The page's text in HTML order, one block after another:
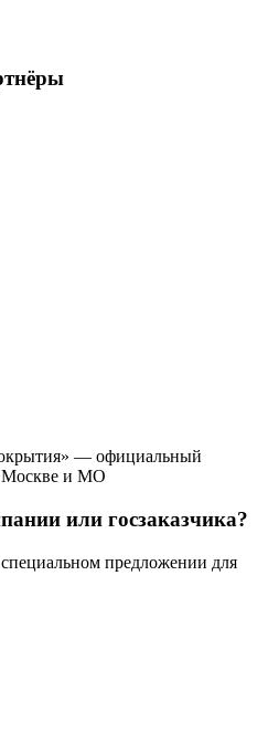
— официальный
Москве и МО
или госзаказчика?
предложении для